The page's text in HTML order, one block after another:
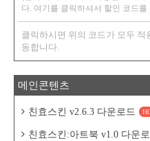
다. 여기를 클릭하셔서 할인 코드
클릭하시면 위의 코드가 모두 적
동합니다.
메인콘텐츠
친효스킨 v2.6.3 다운로드
친효스킨:아트북 v1.0 다운